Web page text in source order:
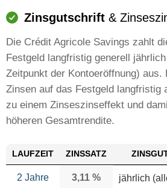
Zinsgutschrift &
Die Crédit Agricole Savings zahlt
Festgeld langfristig generell
Zeitpunkt der Kontoeröffnung) aus.
Zinsen auf das Festgeld langfristig
zu einem Zinseszinseffekt und
höheren Gesamtrendite.
LAUFZEIT ZINSSATZ
2 Jahre 3,11 % jährlich